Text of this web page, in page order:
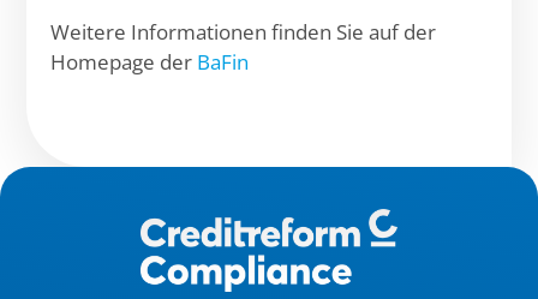
Weitere Informationen finden Sie auf der
Homepage der BaFin